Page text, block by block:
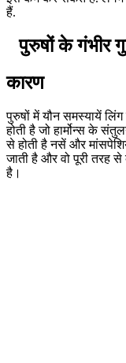
हैं.
पुरुषों के गंभीर
कारण
पुरुषों में यौन समस्यायें
होती है जो हार्मोन्स के
से होती है नसें और
जाती है और वो पूरी तरह
है।